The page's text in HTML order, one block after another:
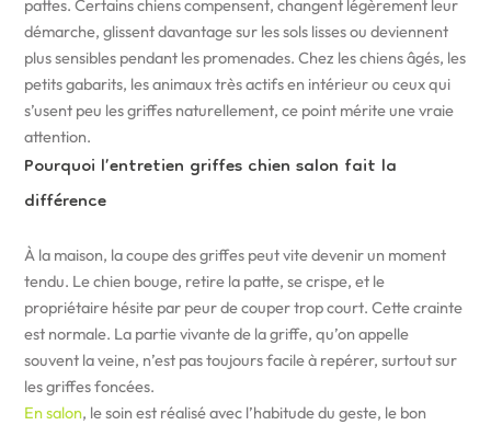
pattes. Certains chiens compensent, changent légèrement leur
démarche, glissent davantage sur les sols lisses ou deviennent
plus sensibles pendant les promenades. Chez les chiens âgés, les
petits gabarits, les animaux très actifs en intérieur ou ceux qui
s’usent peu les griffes naturellement, ce point mérite une vraie
attention.
Pourquoi l’entretien griffes chien salon fait la
différence
À la maison, la coupe des griffes peut vite devenir un moment
tendu. Le chien bouge, retire la patte, se crispe, et le
propriétaire hésite par peur de couper trop court. Cette crainte
est normale. La partie vivante de la griffe, qu’on appelle
souvent la veine, n’est pas toujours facile à repérer, surtout sur
les griffes foncées.
En salon, le soin est réalisé avec l’habitude du geste, le bon